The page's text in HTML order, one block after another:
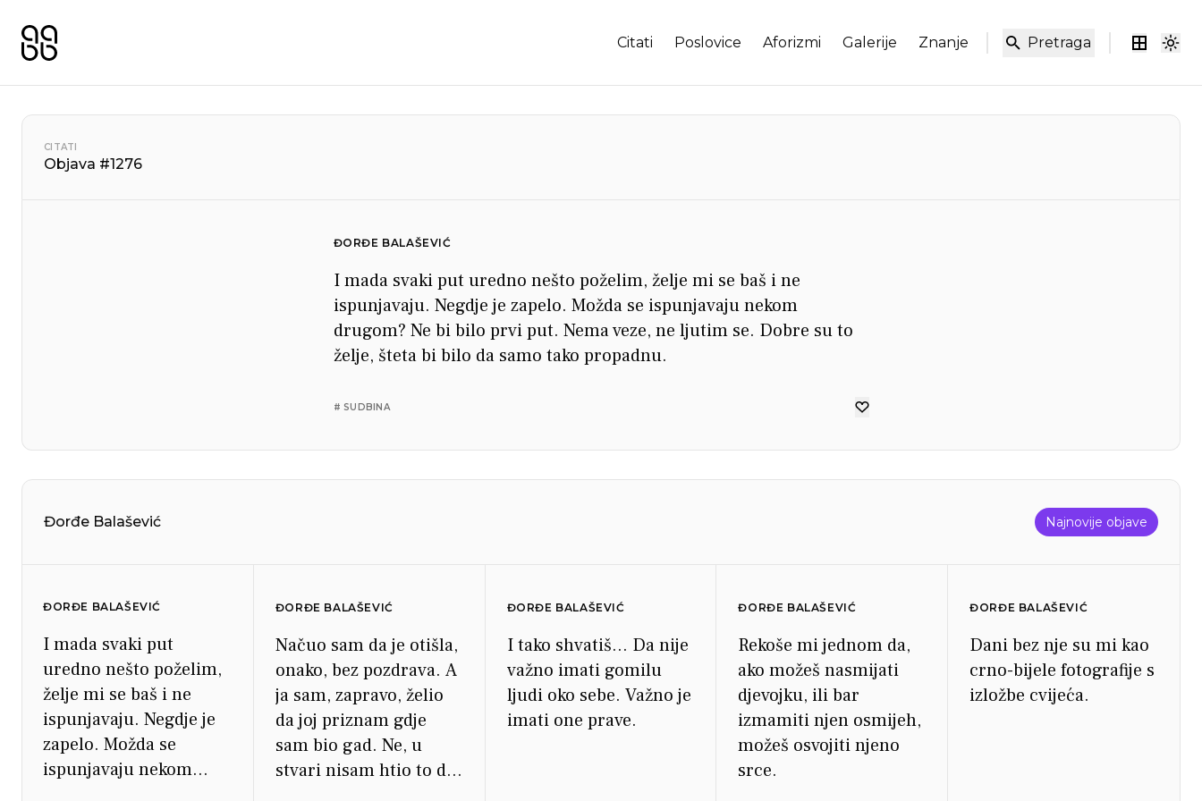
Pretraga
Citati Poslovice Aforizmi Galerije Znanje
CITATI
Objava #1276
ĐORĐE BALAŠEVIĆ
I mada svaki put uredno nešto poželim, želje mi se baš i ne
ispunjavaju. Negdje je zapelo. Možda se ispunjavaju nekom
drugom? Ne bi bilo prvi put. Nema veze, ne ljutim se. Dobre su to
želje, šteta bi bilo da samo tako propadnu.
# SUDBINA
Đorđe Balašević Najnovije objave
ĐORĐE BALAŠEVIĆ
I mada svaki put
uredno nešto poželim,
želje mi se baš i ne
ispunjavaju. Negdje je
zapelo. Možda se
ispunjavaju nekom
ĐORĐE BALAŠEVIĆ
Načuo sam da je otišla,
onako, bez pozdrava. A
ja sam, zapravo, želio
da joj priznam gdje
sam bio gad. Ne, u
stvari nisam htio to da
ĐORĐE BALAŠEVIĆ
I tako shvatiš... Da nije
važno imati gomilu
ljudi oko sebe. Važno je
imati one prave.
ĐORĐE BALAŠEVIĆ
Rekoše mi jednom da,
ako možeš nasmijati
djevojku, ili bar
izmamiti njen osmijeh,
možeš osvojiti njeno
srce.
ĐORĐE BALAŠEVIĆ
Dani bez nje su mi kao
crno-bijele fotografije s
izložbe cvijeća.